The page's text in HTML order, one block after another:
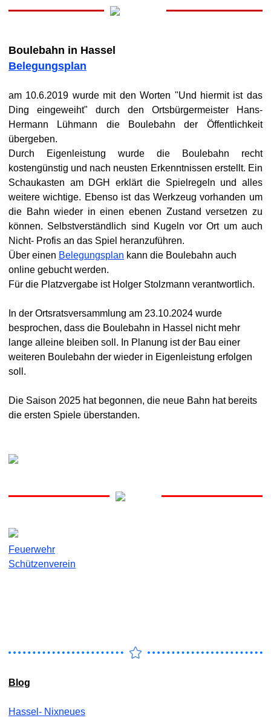
Boulebahn in Hassel
Belegungsplan
am 10.6.2019 wurde mit den Worten "Und hiermit ist das
Ding eingeweiht" durch den Ortsbürgermeister Hans-
Hermann Lühmann die Boulebahn der Öffentlichkeit
übergeben.
Durch Eigenleistung wurde die Boulebahn recht
kostengünstig und nach neusten Erkenntnissen erstellt. Ein
Schaukasten am DGH erklärt die Spielregeln und alles
weitere wichtige. Ebenso ist das Werkzeug vorhanden um
die Bahn wieder in einen ebenen Zustand versetzen zu
können. Selbstverständlich sind Kugeln vor Ort um auch
Nicht- Profis an das Spiel heranzuführen.
Über einen Belegungsplan kann die Boulebahn auch
online gebucht werden.
Für die Platzvergabe ist Holger Stolzmann verantwortlich.
In der Ortsratsversammlung am 23.10.2024 wurde
besprochen, dass die Boulebahn in Hassel nicht mehr
lange alleine bleiben soll. In Planung ist der Bau einer
weiteren Boulebahn der wieder in Eigenleistung erfolgen
soll.
Die Saison 2025 hat begonnen, die neue Bahn hat bereits
die ersten Spiele überstanden.
Feuerwehr
Schützenverein
Blog
Hassel- Nixneues